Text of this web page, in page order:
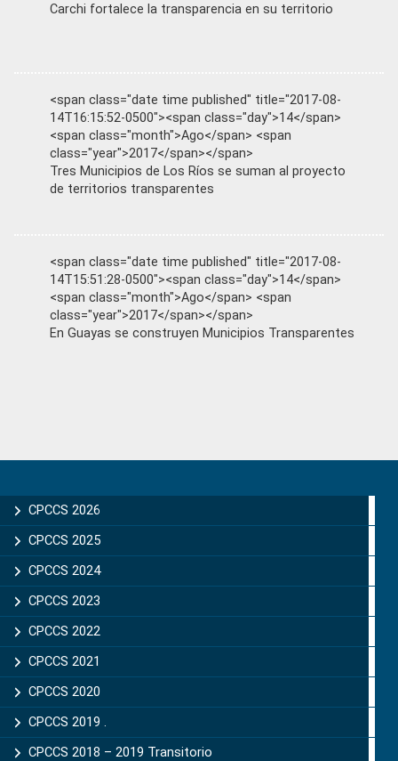
Carchi fortalece la transparencia en su territorio
<span class="date time published" title="2017-08-
14T16:15:52-0500"><span class="day">14</span>
<span class="month">Ago</span> <span
class="year">2017</span></span>
Tres Municipios de Los Ríos se suman al proyecto
de territorios transparentes
<span class="date time published" title="2017-08-
14T15:51:28-0500"><span class="day">14</span>
<span class="month">Ago</span> <span
class="year">2017</span></span>
En Guayas se construyen Municipios Transparentes
Sidebar
CPCCS 2026
CPCCS 2025
CPCCS 2024
CPCCS 2023
CPCCS 2022
CPCCS 2021
CPCCS 2020
CPCCS 2019 .
CPCCS 2018 – 2019 Transitorio